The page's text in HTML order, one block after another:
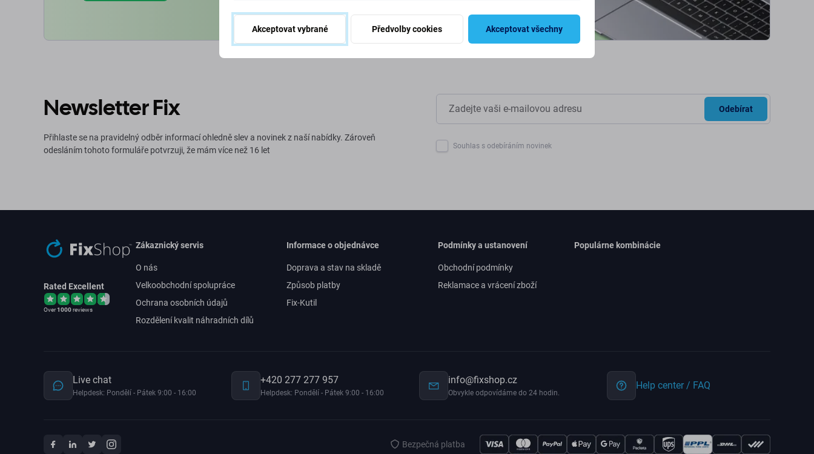
Newsletter Fix
Přihlaste se na pravidelný odběr informací ohledně slev a novinek z naší nabídky. Zároveň
odesláním tohoto formuláře potvrzuji, že mám více než 16 let
Odebírat
Souhlas s odebíráním novinek
Rated Excellent
Over1000reviews
Zákaznický servis
O nás
Velkoobchodní spolupráce
Ochrana osobních údajů
Rozdělení kvalit náhradních dílů
Informace o objednávce
Doprava a stav na skladě
Způsob platby
Fix-Kutil
Podmínky a ustanovení
Obchodní podmínky
Reklamace a vrácení zboží
Populárne kombinácie
Live chat
Helpdesk: Pondělí - Pátek 9:00 - 16:00
+420 277 277 957
Helpdesk: Pondělí - Pátek 9:00 - 16:00
info@fixshop.cz
Obvykle odpovídáme do 24 hodin.
Help center / FAQ
Bezpečná platba
Akceptovat vybrané Předvolby cookies Akceptovat všechny